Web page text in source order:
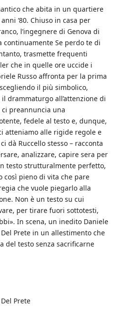
che abita in un quartiere
‘80. Chiuso in casa per
l’ingegnere di Genova di
Se perdo te di
trasmette frequenti
che in quelle ore uccide i
Russo affronta per la prima
il più simbolico,
drammaturgo all’attenzione di
preannuncia una
fedele al testo e, dunque,
atteniamo alle rigide regole e
dà Ruccello stesso – racconta
analizzare, capire sera per
testo strutturalmente perfetto,
così pieno di vita che pare
che vuole piegarlo alla
Non è un testo su cui
per tirare fuori sottotesti,
In scena, un inedito Daniele
Prete in un allestimento che
del testo senza sacrificarne
Prete